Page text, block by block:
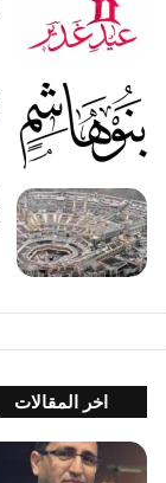
اخر المقالات